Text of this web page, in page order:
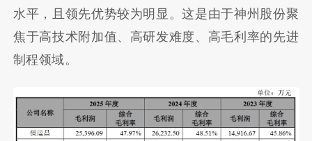
水平，且领先优势较为明显。这是由于神州股份聚
焦于高技术附加值、高研发难度、高毛利率的先进
制程领域。